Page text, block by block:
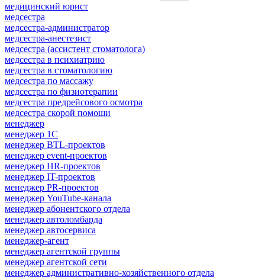
медицинский юрист
медсестра
медсестра-администратор
медсестра-анестезист
медсестра (ассистент стоматолога)
медсестра в психиатрию
медсестра в стоматологию
медсестра по массажу
медсестра по физиотерапии
медсестра предрейсового осмотра
медсестра скорой помощи
менеджер
менеджер 1С
менеджер BTL-проектов
менеджер event-проектов
менеджер HR-проектов
менеджер IT-проектов
менеджер PR-проектов
менеджер YouTube-канала
менеджер абонентского отдела
менеджер автоломбарда
менеджер автосервиса
менеджер-агент
менеджер агентской группы
менеджер агентской сети
менеджер административно-хозяйственного отдела